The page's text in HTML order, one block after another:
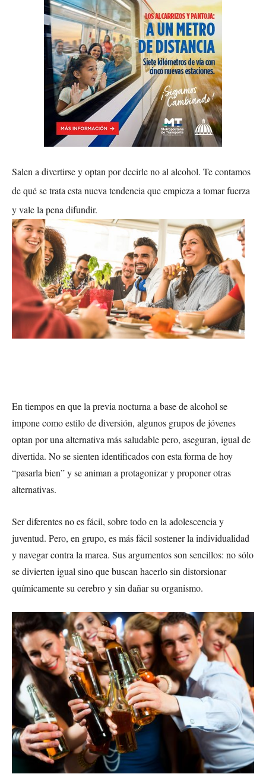
Salen a divertirse y optan por decirle no al alcohol. Te contamos
de qué se trata esta nueva tendencia que empieza a tomar fuerza
y vale la pena difundir.
En tiempos en que la previa nocturna a base de alcohol se
impone como estilo de diversión, algunos grupos de jóvenes
optan por una alternativa más saludable pero, aseguran, igual de
divertida. No se sienten identificados con esta forma de hoy
“pasarla bien” y se animan a protagonizar y proponer otras
alternativas.
Ser diferentes no es fácil, sobre todo en la adolescencia y
juventud. Pero, en grupo, es más fácil sostener la individualidad
y navegar contra la marea. Sus argumentos son sencillos: no sólo
se divierten igual sino que buscan hacerlo sin distorsionar
químicamente su cerebro y sin dañar su organismo.